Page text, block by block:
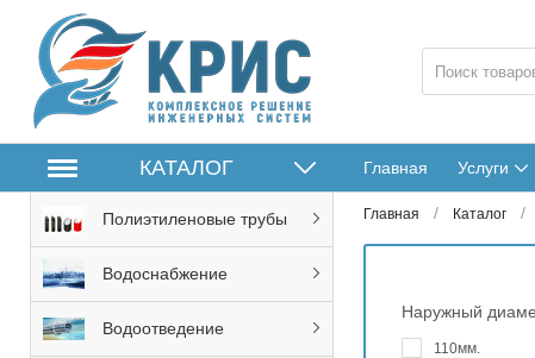
КАТАЛОГ
Полиэтиленовые трубы
Водоснабжение
Водоотведение
Главная Услуги
Главная / Каталог /
Наружный
110мм.